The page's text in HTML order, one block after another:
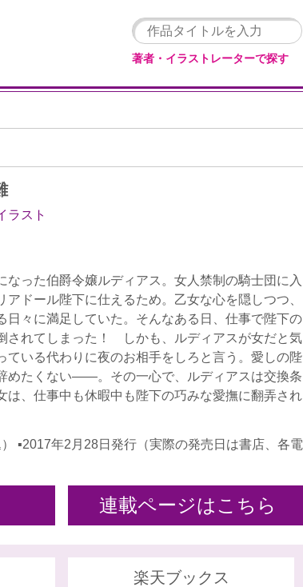
著者・イラストレーターで探す
ラスト
なった伯爵令嬢ルディアス。女人禁制の騎士団に入
ドール陛下に仕えるため。乙女な心を隠しつつ、
日々に満足していた。そんなある日、仕事で陛下の
されてしまった！ しかも、ルディアスが女だと気
ている代わりに夜のお相手をしろと言う。愛しの陛
めたくない――。その一心で、ルディアスは交換条
は、仕事中も休暇中も陛下の巧みな愛撫に翻弄され
▪2017年2月28日発行（実際の発売日は書店、各電
連載ページはこちら
楽天ブックス